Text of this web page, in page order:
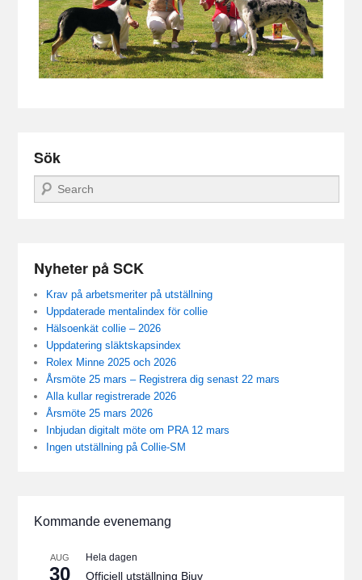
Sök
Sök
Nyheter på SCK
Krav på arbetsmeriter på utställning
Uppdaterade mentalindex för collie
Hälsoenkät collie – 2026
Uppdatering släktskapsindex
Rolex Minne 2025 och 2026
Årsmöte 25 mars – Registrera dig senast 22 mars
Alla kullar registrerade 2026
Årsmöte 25 mars 2026
Inbjudan digitalt möte om PRA 12 mars
Ingen utställning på Collie-SM
Kommande evenemang
AUG
30
Hela dagen
Officiell utställning Bjuv